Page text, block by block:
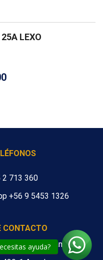
ayuda?
LEXO
2 713 360
+56 9 5453 1326
CONTACTO